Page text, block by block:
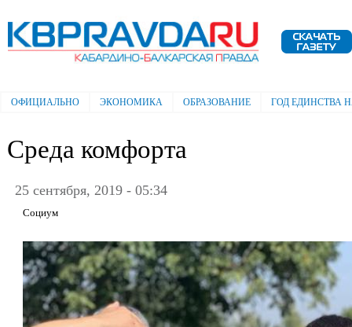
Электронная газета "Кабардино-
Балкарская правда"
Главное меню
ОФИЦИАЛЬНО ЭКОНОМИКА ОБРАЗОВАНИЕ ГОД ЕДИНСТВА
Среда комфорта
25 сентября, 2019 - 05:34
Социум